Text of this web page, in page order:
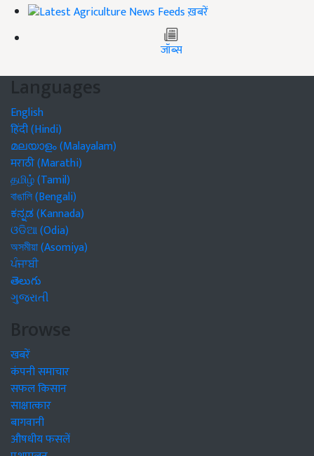
ख़बरें
जॉब्स
Languages
English
हिंदी (Hindi)
മലയാളം (Malayalam)
मराठी (Marathi)
தமிழ் (Tamil)
বাঙালি (Bengali)
ಕನ್ನಡ (Kannada)
ଓଡିଆ (Odia)
অসমীয়া (Asomiya)
ਪੰਜਾਬੀ
తెలుగు
ગુજરાતી
Browse
खबरें
कंपनी समाचार
सफल किसान
साक्षात्कार
बागवानी
औषधीय फसलें